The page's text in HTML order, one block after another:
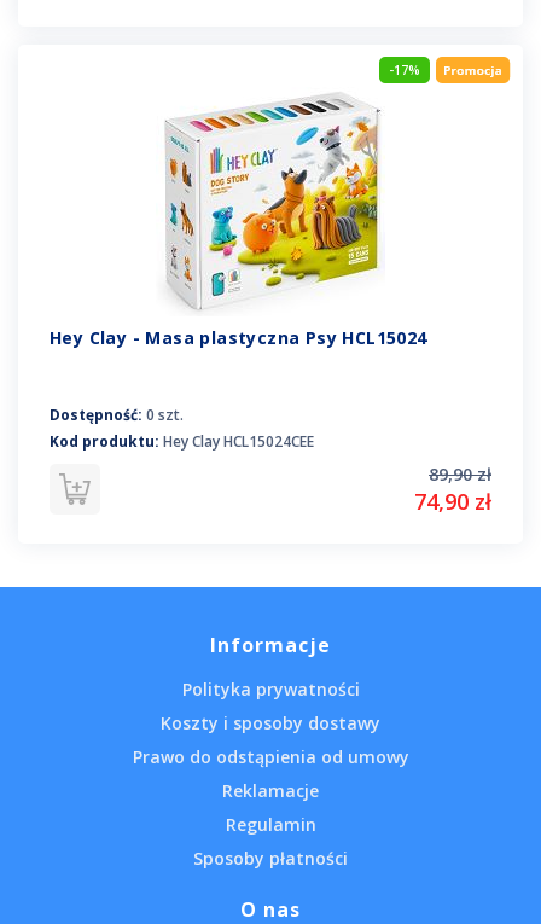
-17%
Hey Clay - Masa plastyczna Psy HCL15024
Dostępność: 0 szt.
Kod produktu: Hey Clay HCL15024CEE
89,90 zł
74,90 zł
Informacje
Polityka prywatności
Koszty i sposoby dostawy
Prawo do odstąpienia od umowy
Reklamacje
Regulamin
Sposoby płatności
O nas